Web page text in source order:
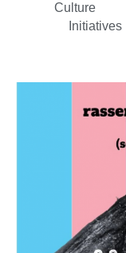
Culture
Initiatives